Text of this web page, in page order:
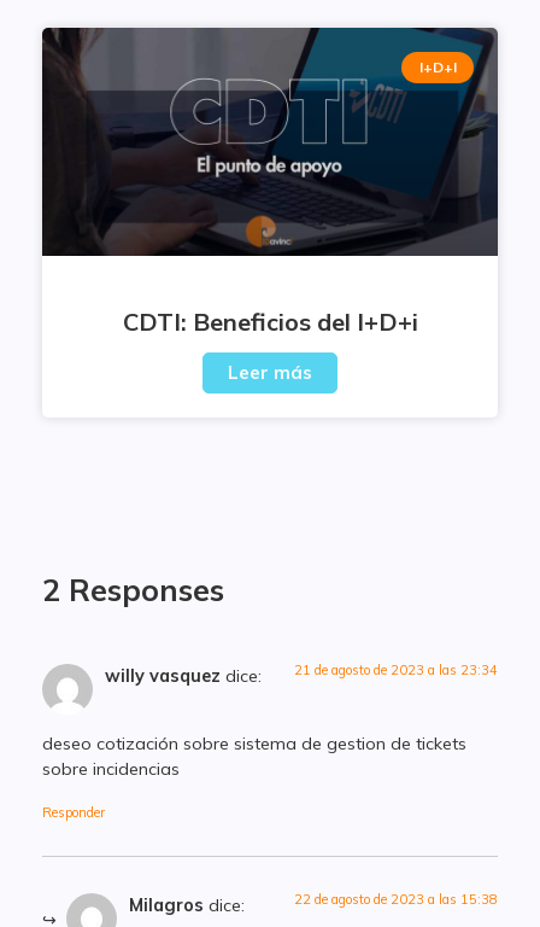
I+D+I
CDTI: Beneficios del I+D+i
Leer más
2 Responses
willy vasquez dice: 21 de agosto de 2023 a las 23:34
deseo cotización sobre sistema de gestion de tickets
sobre incidencias
Responder
Milagros dice: 22 de agosto de 2023 a las 15:38